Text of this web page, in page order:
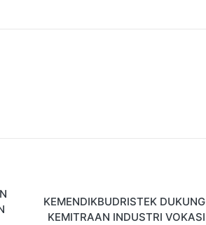
KEMENDIKBUDRISTEK DUKUNG
KEMITRAAN INDUSTRI VOKASI